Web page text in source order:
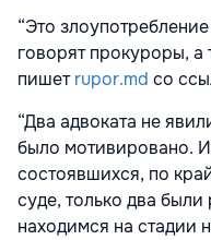
“Это
говорят прокуроры, а
пишетrupor.md со
“Два адвоката не
было мотивировано.
состоявшихся, по
суде, только два
находимся на стадии